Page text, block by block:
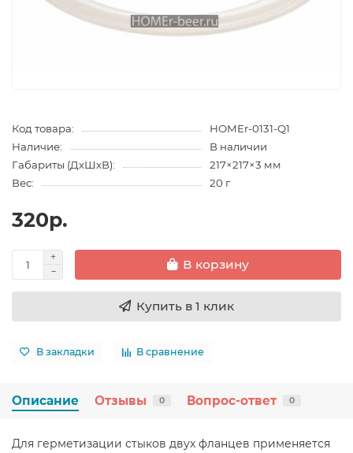
Код товара:
HOMEr-0131-Q1
Наличие:
В наличии
Габариты (ДхШхВ):
217×217×3 мм
Вес:
20 г
320р.
В корзину
Купить в 1 клик
В закладки В сравнение
Описание Отзывы 0 Вопрос-ответ 0
Для герметизации стыков двух фланцев применяется